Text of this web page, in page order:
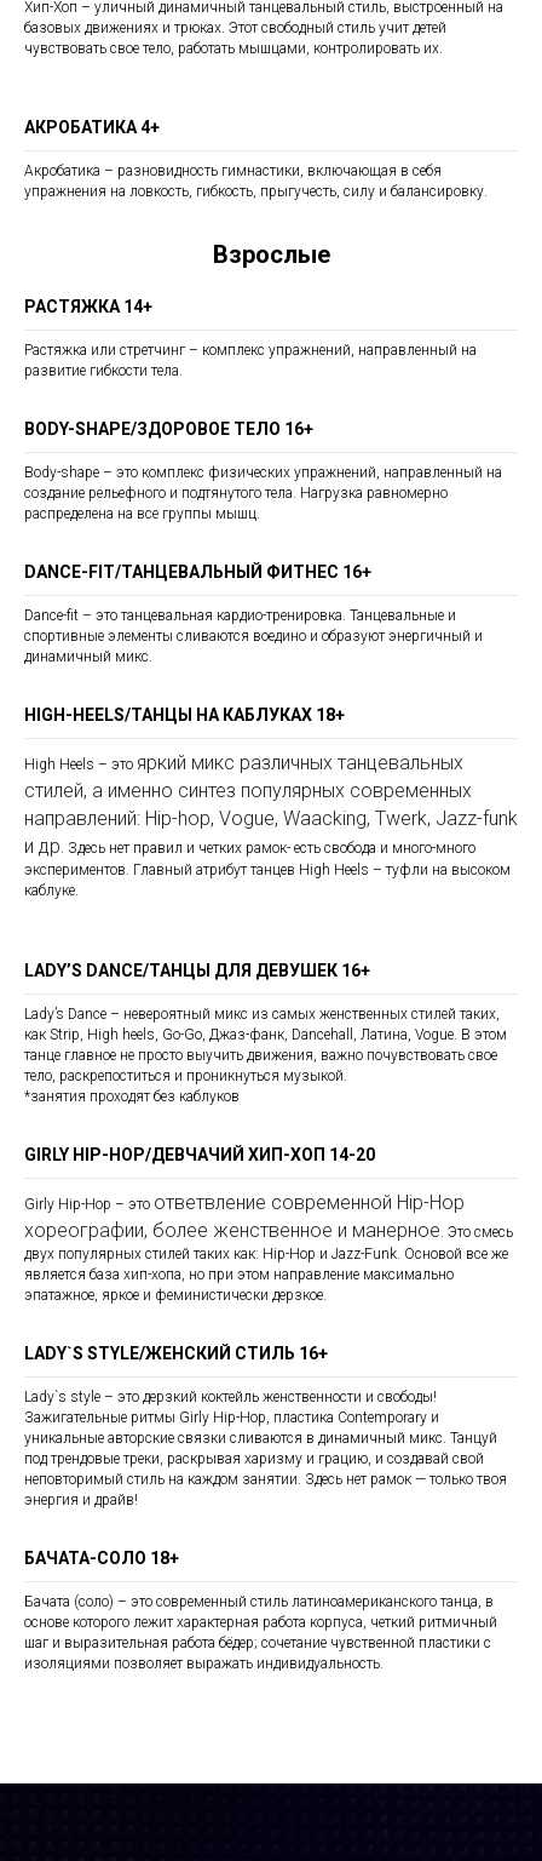
Хип-Хоп – уличный динамичный танцевальный стиль, выстроенный на
базовых движениях и трюках. Этот свободный стиль учит детей
чувствовать свое тело, работать мышцами, контролировать их.
АКРОБАТИКА 4+
Акробатика – разновидность гимнастики, включающая в себя
упражнения на ловкость, гибкость, прыгучесть, силу и балансировку.
Взрослые
РАСТЯЖКА 14+
Растяжка или стретчинг – комплекс упражнений, направленный на
развитие гибкости тела.
BODY-SHAPE/ЗДОРОВОЕ ТЕЛО 16+
Body-shape – это комплекс физических упражнений, направленный на
создание рельефного и подтянутого тела. Нагрузка равномерно
распределена на все группы мышц.
DANCE-FIT/ТАНЦЕВАЛЬНЫЙ ФИТНЕС 16+
Dance-fit – это танцевальная кардио-тренировка. Танцевальные и
спортивные элементы сливаются воедино и образуют энергичный и
динамичный микс.
HIGH-HEELS/ТАНЦЫ НА КАБЛУКАХ 18+
High Heels – это яркий микс различных танцевальных
стилей, а именно синтез популярных современных
направлений: Hip-hop, Vogue, Waacking, Twerk, Jazz-funk
и др . Здесь нет правил и четких рамок- есть свобода и много-много
экспериментов. Главный атрибут танцев High Heels – туфли на высоком
каблуке.
LADY’S DANCE/ТАНЦЫ ДЛЯ ДЕВУШЕК 16+
Lady’s Dance – невероятный микс из самых женственных стилей таких,
как Strip, High heels, Go-Go, Джаз-фанк, Dancehall, Латина, Vogue. В этом
танце главное не просто выучить движения, важно почувствовать свое
тело, раскрепоститься и проникнуться музыкой.
*занятия проходят без каблуков
GIRLY HIP-HOP/ДЕВЧАЧИЙ ХИП-ХОП 14-20
Girly Hip-Hop – это ответвление современной Hip-Hop
хореографии, более женственное и манерное . Это смесь
двух популярных стилей таких как: Hip-Hop и Jazz-Funk. Основой все же
является база хип-хопа, но при этом направление максимально
эпатажное, яркое и феминистически дерзкое.
LADY`S STYLE/ЖЕНСКИЙ СТИЛЬ 16+
Lady`s style – это дерзкий коктейль женственности и свободы!
Зажигательные ритмы Girly Hip-Hop, пластика Contemporary и
уникальные авторские связки сливаются в динамичный микс. Танцуй
под трендовые треки, раскрывая харизму и грацию, и создавай свой
неповторимый стиль на каждом занятии. Здесь нет рамок — только твоя
энергия и драйв!
БАЧАТА-СОЛО 18+
Бачата (соло) – это современный стиль латиноамериканского танца, в
основе которого лежит характерная работа корпуса, четкий ритмичный
шаг и выразительная работа бёдер; сочетание чувственной пластики с
изоляциями позволяет выражать индивидуальность.